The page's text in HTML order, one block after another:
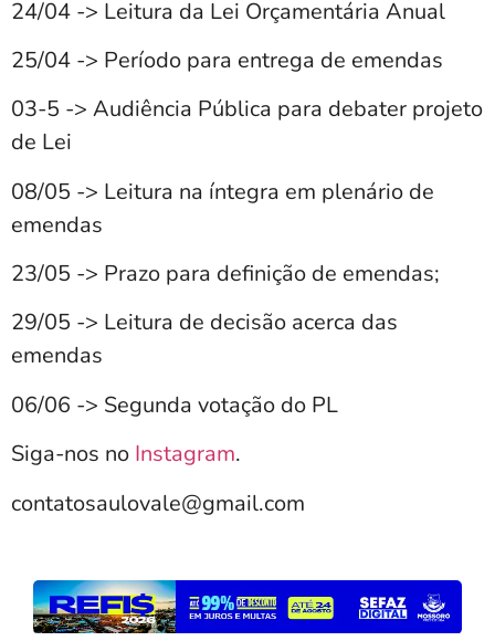
24/04 -> Leitura da Lei Orçamentária Anual
25/04 -> Período para entrega de emendas
03-5 -> Audiência Pública para debater projeto
de Lei
08/05 -> Leitura na íntegra em plenário de
emendas
23/05 -> Prazo para definição de emendas;
29/05 -> Leitura de decisão acerca das
emendas
06/06 -> Segunda votação do PL
Siga-nos no Instagram.
contatosaulovale@gmail.com